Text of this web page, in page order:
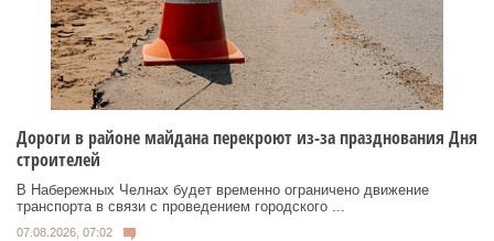
Дороги в районе майдана перекроют из-за празднования Дня
строителей
В Набережных Челнах будет временно ограничено движение
транспорта в связи с проведением городского ...
07.08.2026, 07:02